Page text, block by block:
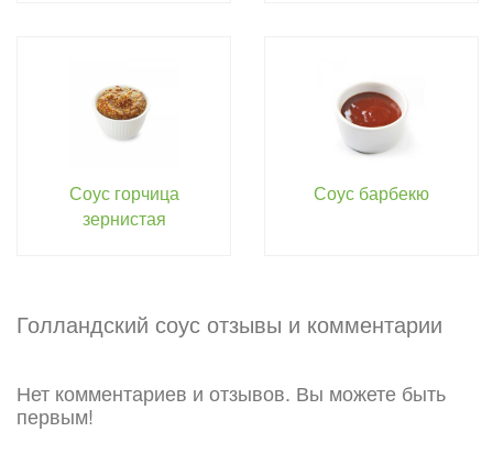
Соус горчица
зернистая
Соус барбекю
Голландский соус отзывы и комментарии
Нет комментариев и отзывов. Вы можете быть
первым!